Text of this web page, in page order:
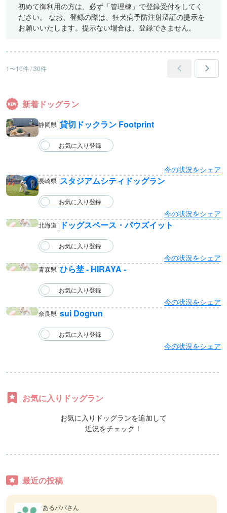
初めて御利用の方は、必ず「管理棟」で登録受付をしてく
ださい。 なお、登録の際は、狂犬病予防注射済証の提示を
お願いいたします。提示ない場合は、登録できません。
1〜10件 / 30件
新着ドッグラン
静岡県 |貸切ドックラン Footprint
今の状況をシェア
長崎県 |スタジアムシティドッグラン
今の状況をシェア
北海道 | ドッグスペース・パウズイット
今の状況をシェア
青森県 |ひら埜 - HIRAYA -
今の状況をシェア
奈良県 |sui Dogrun
今の状況をシェア
お気に入りドッグラン
お気に入りドッグランを追加して
近況をチェック！
最近の投稿
あるパパさん